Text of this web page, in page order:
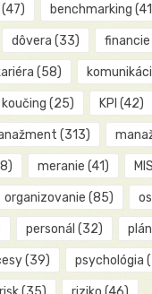
(47) benchmarking
dôvera (33) financie
(58)
koučing (25) KPI (42)
(313)
meranie (41) MIS
organizovanie (85)
personál (32)
(39) psychológia